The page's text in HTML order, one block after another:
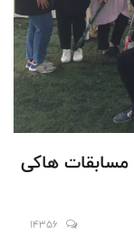
مسابقات هاکی
14356